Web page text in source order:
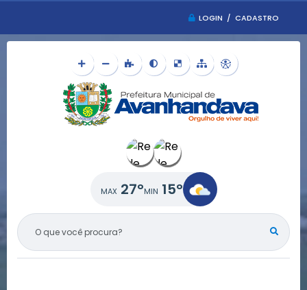
LOGIN / CADASTRO
O QUE VOCÊ PROCURA?
27° 15°